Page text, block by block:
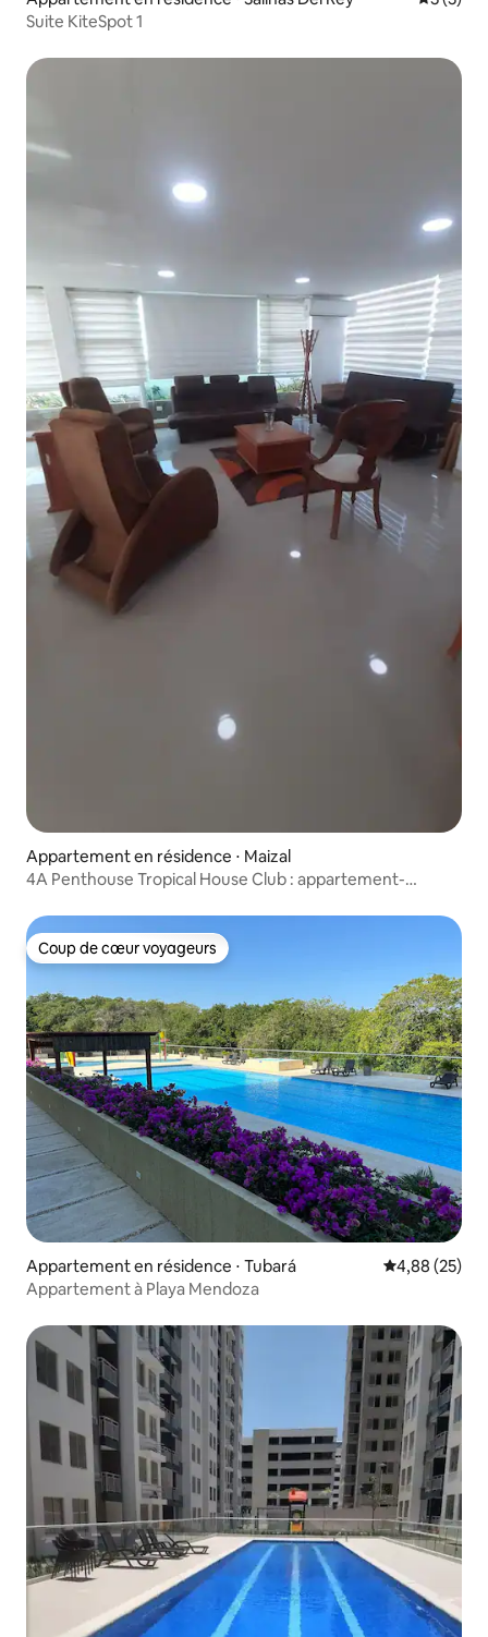
Suite KiteSpot 1
Appartement en résidence ⋅ Maizal
4A Penthouse Tropical House Club : appartement-
Coup de cœur voyageurs
Coup de cœur voyageurs
Appartement en résidence ⋅ Tubará Évaluation
4,88 (25)
Appartement à Playa Mendoza